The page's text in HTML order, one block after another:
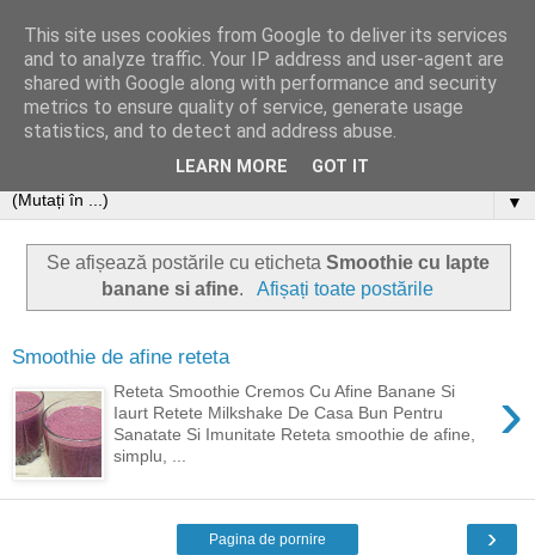
▼
Se afișează postările cu eticheta Smoothie cu lapte
banane si afine. Afișați toate postările
Smoothie de afine reteta
›
Reteta Smoothie Cremos Cu Afine Banane Si
Iaurt Retete Milkshake De Casa Bun Pentru
Sanatate Si Imunitate Reteta smoothie de afine,
simplu, ...
›
Pagina de pornire
This site uses cookies from Google to deliver its services
and to analyze traffic. Your IP address and user-agent are
shared with Google along with performance and security
metrics to ensure quality of service, generate usage
statistics, and to detect and address abuse.
LEARN MORE GOT IT